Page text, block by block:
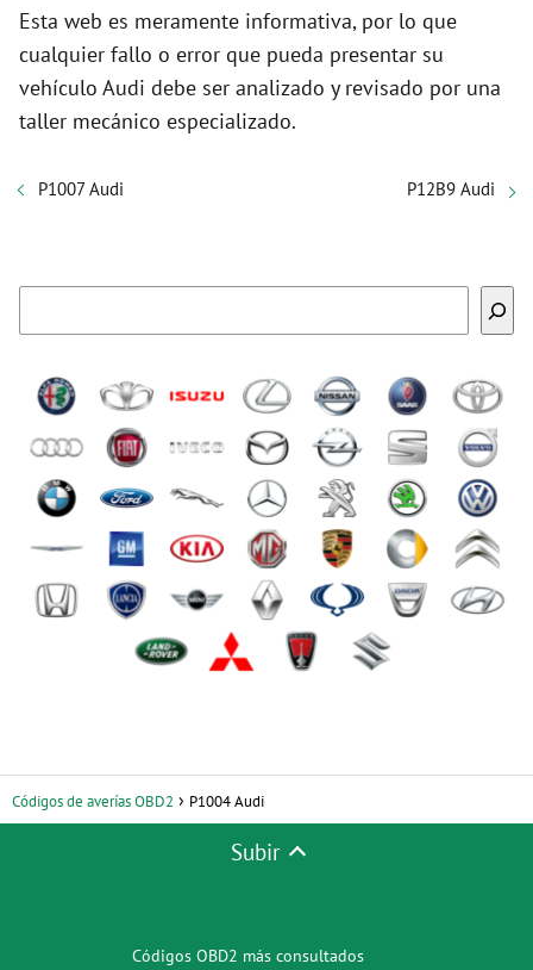
Esta web es meramente informativa, por lo que
cualquier fallo o error que pueda presentar su
vehículo Audi debe ser analizado y revisado por una
taller mecánico especializado.
P1007 Audi P12B9 Audi
Códigos de averías OBD2 P1004 Audi
Subir
Códigos OBD2 más consultados